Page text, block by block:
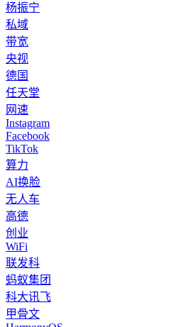
杨振宁
私域
带宽
央视
德国
任天堂
网速
Instagram
Facebook
TikTok
算力
AI换脸
无人车
高德
创业
WiFi
联发科
蚂蚁集团
科大讯飞
甲骨文